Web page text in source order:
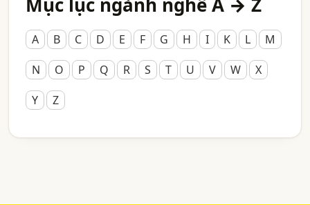
A B C D E F G H I K L
M
N
O P Q R S T U V W
X
Y
Z